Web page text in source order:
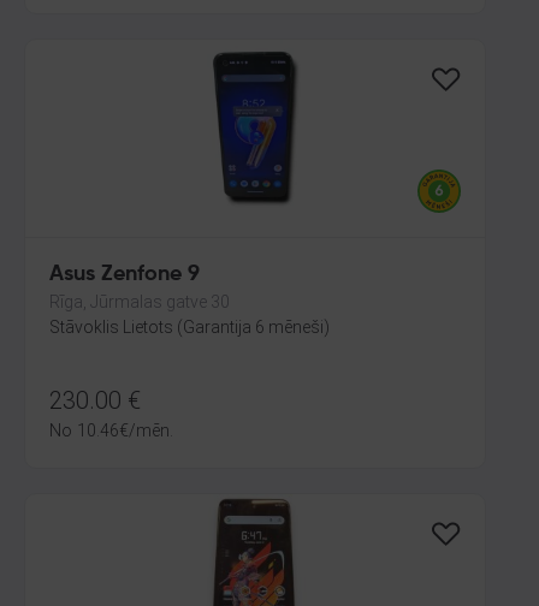
Asus Zenfone 9
Rīga, Jūrmalas gatve 30
Stāvoklis Lietots (Garantija 6 mēneši)
230.00 €
No 10.46€/mēn.